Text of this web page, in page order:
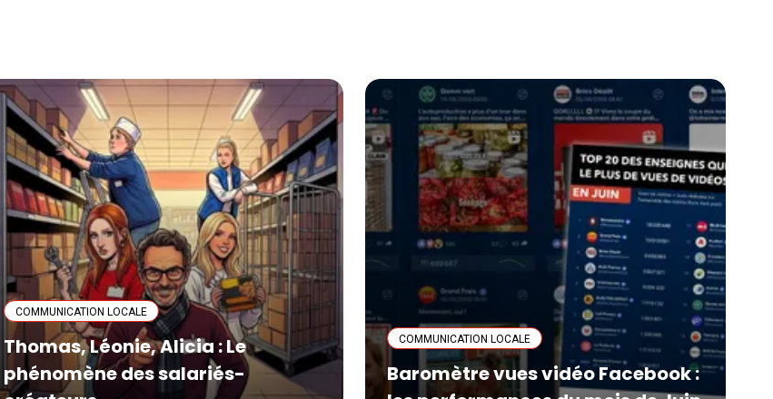
COMMUNICATION LOCALE
Thomas, Léonie, Alicia : Le
phénomène des salariés-
COMMUNICATION LOCALE
Baromètre vues vidéo Facebook :